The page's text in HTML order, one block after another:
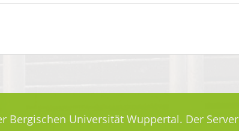
Bergischen Universität Wuppertal. Der Server